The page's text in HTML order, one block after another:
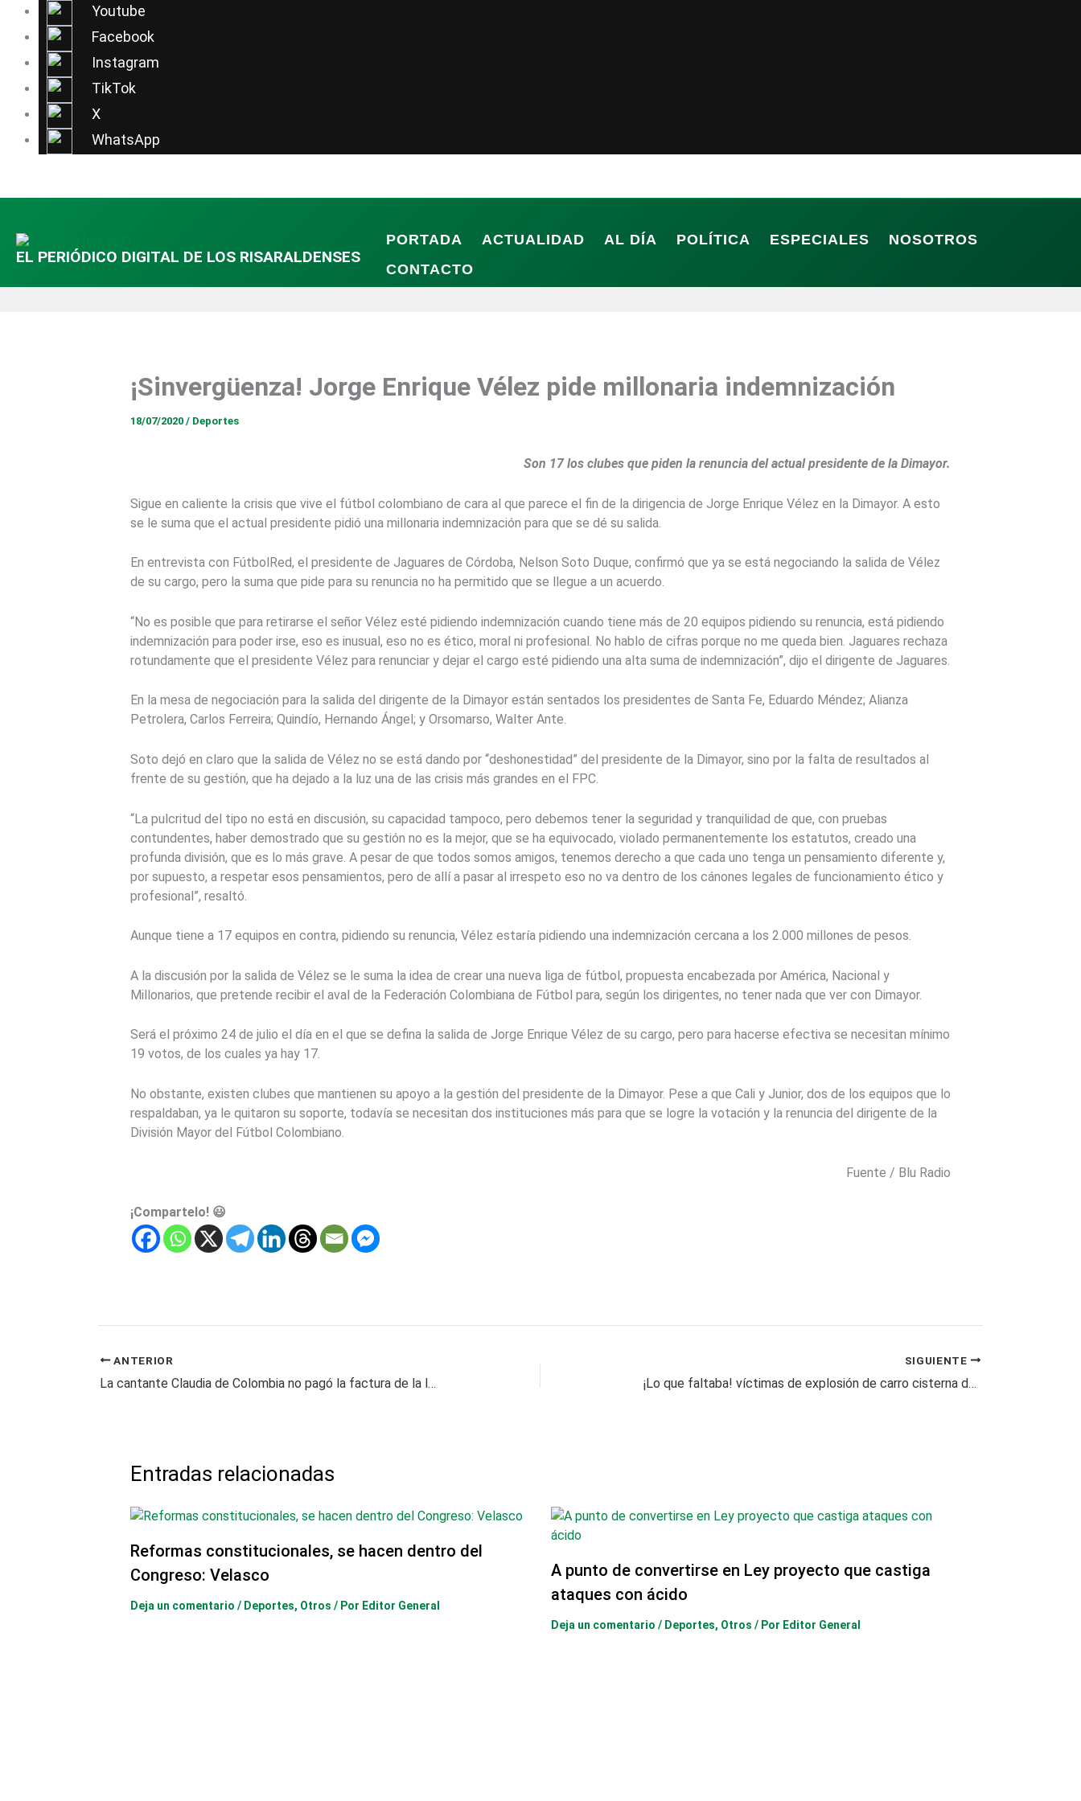
Youtube
Facebook
Instagram
TikTok
X
WhatsApp
contenido
EL PERIÓDICO DIGITAL DE LOS RISARALDENSES
PORTADA ACTUALIDAD AL DÍA POLÍTICA ESPECIALES
NOSOTROS
CONTACTO
¡Sinvergüenza! Jorge Enrique Vélez pide millonaria indemnización
18/07/2020 / Deportes
Son 17 los clubes que piden la renuncia del actual presidente de la Dimayor.
Sigue en caliente la crisis que vive el fútbol colombiano de cara al que parece el fin de la dirigencia de Jorge Enrique Vélez en la Dimayor. A esto
se le suma que el actual presidente pidió una millonaria indemnización para que se dé su salida.
En entrevista con FútbolRed, el presidente de Jaguares de Córdoba, Nelson Soto Duque, confirmó que ya se está negociando la salida de Vélez
de su cargo, pero la suma que pide para su renuncia no ha permitido que se llegue a un acuerdo.
“No es posible que para retirarse el señor Vélez esté pidiendo indemnización cuando tiene más de 20 equipos pidiendo su renuncia, está pidiendo
indemnización para poder irse, eso es inusual, eso no es ético, moral ni profesional. No hablo de cifras porque no me queda bien. Jaguares rechaza
rotundamente que el presidente Vélez para renunciar y dejar el cargo esté pidiendo una alta suma de indemnización”, dijo el dirigente de Jaguares.
En la mesa de negociación para la salida del dirigente de la Dimayor están sentados los presidentes de Santa Fe, Eduardo Méndez; Alianza
Petrolera, Carlos Ferreira; Quindío, Hernando Ángel; y Orsomarso, Walter Ante.
Soto dejó en claro que la salida de Vélez no se está dando por “deshonestidad” del presidente de la Dimayor, sino por la falta de resultados al
frente de su gestión, que ha dejado a la luz una de las crisis más grandes en el FPC.
“La pulcritud del tipo no está en discusión, su capacidad tampoco, pero debemos tener la seguridad y tranquilidad de que, con pruebas
contundentes, haber demostrado que su gestión no es la mejor, que se ha equivocado, violado permanentemente los estatutos, creado una
profunda división, que es lo más grave. A pesar de que todos somos amigos, tenemos derecho a que cada uno tenga un pensamiento diferente y,
por supuesto, a respetar esos pensamientos, pero de allí a pasar al irrespeto eso no va dentro de los cánones legales de funcionamiento ético y
profesional”, resaltó.
Aunque tiene a 17 equipos en contra, pidiendo su renuncia, Vélez estaría pidiendo una indemnización cercana a los 2.000 millones de pesos.
A la discusión por la salida de Vélez se le suma la idea de crear una nueva liga de fútbol, propuesta encabezada por América, Nacional y
Millonarios, que pretende recibir el aval de la Federación Colombiana de Fútbol para, según los dirigentes, no tener nada que ver con Dimayor.
Será el próximo 24 de julio el día en el que se defina la salida de Jorge Enrique Vélez de su cargo, pero para hacerse efectiva se necesitan mínimo
19 votos, de los cuales ya hay 17.
No obstante, existen clubes que mantienen su apoyo a la gestión del presidente de la Dimayor. Pese a que Cali y Junior, dos de los equipos que lo
respaldaban, ya le quitaron su soporte, todavía se necesitan dos instituciones más para que se logre la votación y la renuncia del dirigente de la
División Mayor del Fútbol Colombiano.
Fuente / Blu Radio
¡Compartelo! 😃
ANTERIOR
La cantante Claudia de Colombia no pagó la factura de la luz y vino el corte
SIGUIENTE
¡Lo que faltaba! víctimas de explosión de carro cisterna demandarán al Estado
Entradas relacionadas
Reformas constitucionales, se hacen dentro del
Congreso: Velasco
Deja un comentario / Deportes, Otros / Por Editor General
A punto de convertirse en Ley proyecto que castiga
ataques con ácido
Deja un comentario / Deportes, Otros / Por Editor General